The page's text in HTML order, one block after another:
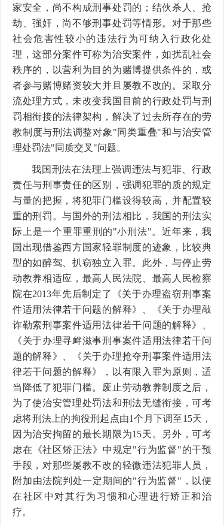
家安全，尚不构成刑事处罚的；结伙杀人、抢
劫、强奸，尚不够刑事处罚等情形。对于那些
社会危害性较小的违法行为可纳入行政化处
理，这部分案件可称为治安案件，如扰乱社会
秩序的，以营利为目的为赌博提供条件的，或
者参与赌博赌资较大并且屡教不改的。采取分
流处理方式，未改变我国目前的行政处罚与刑
罚相衔接的法律架构，解决了过去所存在的劳
教制度与刑法调整对象"同类重叠"和与治安管
理处罚法"同质交叉"问题。
我国刑法在法理上强调违法与犯罪、行政
责任与刑事责任的区别，强调犯罪的质的规定
与量的把握，将犯罪门槛设得较高，并配置较
重的刑罚。与国外的刑法相比，我国的刑法实
际上是一个重罪重刑的"小刑法"。近年来，我
国出现借鉴西方国家轻罪制度的迹象，比较典
型的如醉驾、扒窃独立入罪。此外，与停止劳
动教养相适应，最高人民法院、最高人民检察
院在2013年先后制定了《关于办理盗窃刑事案
件适用法律若干问题的解释》、《关于办理敲
诈勒索刑事案件适用法律若干问题的解释》、
《关于办理寻衅滋事刑事案件适用法律若干问
题的解释》、《关于办理抢夺刑事案件适用法
律若干问题的解释》，以有限入罪为原则，适
当降低了犯罪门槛。废止劳动教养制度之后，
为了使治安管理处罚法和刑法无缝衔接，可考
虑将刑法上的拘役刑起点由1个月下调至15天，
因为治安拘留的最长期限为15天。另外，可考
虑在《社区矫正法》中规定"行为监督"的干预
手段，对那些屡教不改的轻微违法犯罪人员，
附加由法院判处一定期间的"行为监督"，以便
在社区中对其行为习惯和心理进行矫正和治
疗。